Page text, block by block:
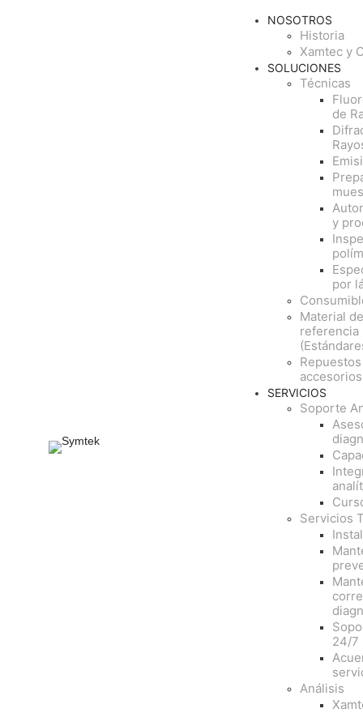
NOSOTROS
Historia
Xamtec y
SOLUCIONES
Técnicas
de
y
por
Material de
referencia
accesorios
SERVICIOS
Soporte
Servicios
24/7
Análisis